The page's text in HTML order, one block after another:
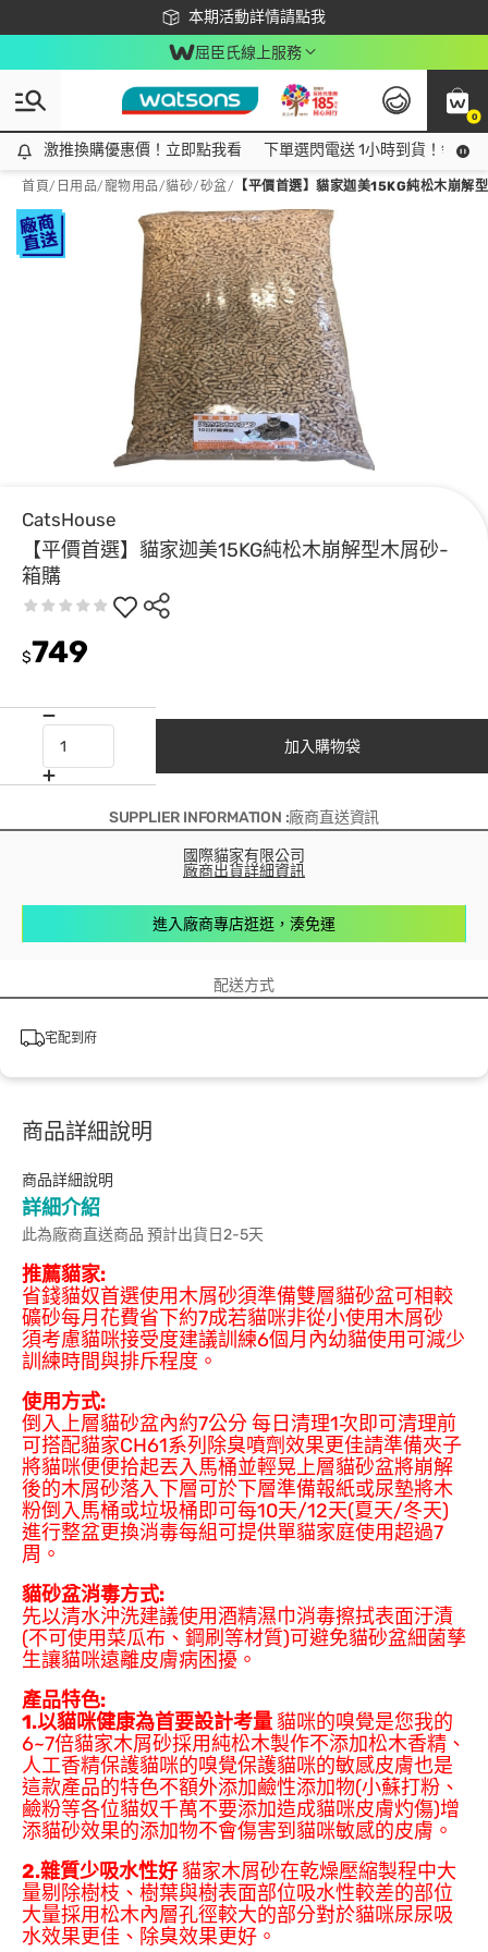
本期活動詳情請點我
下載app最高回饋$350
屈臣氏線上服務
0
激推換購優惠價！立即點我看
激推換購優惠價！立即點我看 下單選閃電送 1小時到貨！領神
首頁/ 日用品/寵物用品/貓砂/砂盆/ 【平價首選】貓家迦美15KG純松木崩解
CatsHouse
【平價首選】貓家迦美15KG純松木崩解型木屑砂-
箱購
$749
加入購物袋
SUPPLIER INFORMATION :廠商直送資訊
國際貓家有限公司
廠商出貨詳細資訊
進入廠商專店逛逛，湊免運
配送方式
宅配到府
商品詳細說明
商品詳細說明
詳細介紹
此為廠商直送商品 預計出貨日2-5天
推薦貓家:
省錢貓奴首選使用木屑砂須準備雙層貓砂盆可相較
礦砂每月花費省下約7成若貓咪非從小使用木屑砂
須考慮貓咪接受度建議訓練6個月內幼貓使用可減少
訓練時間與排斥程度。
使用方式:
倒入上層貓砂盆內約7公分 每日清理1次即可清理前
可搭配貓家CH61系列除臭噴劑效果更佳請準備夾子
將貓咪便便拾起丟入馬桶並輕晃上層貓砂盆將崩解
後的木屑砂落入下層可於下層準備報紙或尿墊將木
粉倒入馬桶或垃圾桶即可每10天/12天(夏天/冬天)
進行整盆更換消毒每組可提供單貓家庭使用超過7
周。
貓砂盆消毒方式:
先以清水沖洗建議使用酒精濕巾消毒擦拭表面汙漬
(不可使用菜瓜布、鋼刷等材質)可避免貓砂盆細菌孳
生讓貓咪遠離皮膚病困擾。
產品特色:
1.以貓咪健康為首要設計考量貓咪的嗅覺是您我的
6~7倍貓家木屑砂採用純松木製作不添加松木香精、
人工香精保護貓咪的嗅覺保護貓咪的敏感皮膚也是
這款產品的特色不額外添加鹼性添加物(小蘇打粉、
鹼粉等各位貓奴千萬不要添加造成貓咪皮膚灼傷)增
添貓砂效果的添加物不會傷害到貓咪敏感的皮膚。
2.雜質少吸水性好貓家木屑砂在乾燥壓縮製程中大
量剔除樹枝、樹葉與樹表面部位吸水性較差的部位
大量採用松木內層孔徑較大的部分對於貓咪尿尿吸
水效果更佳、除臭效果更好。